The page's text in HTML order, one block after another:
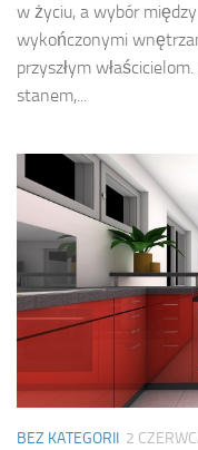
w życiu, a wybór
wykończonymi
przyszłym
stanem,...
BEZ KATEGORII 2